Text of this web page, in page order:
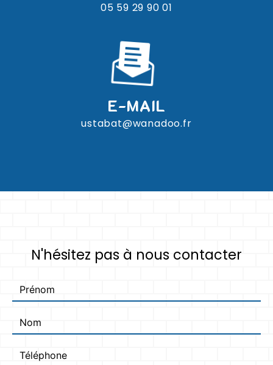
05 59 29 90 01
E-MAIL
ustabat@wanadoo.fr
N'hésitez pas à nous contacter